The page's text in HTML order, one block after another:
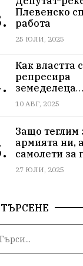
Плевенско
работа
25 ЮЛИ, 2025
Как властта
репресира
земеделеца
Илчовски
10 АВГ, 2025
Защо теглим
армията ни,
самолети за
на пожари
27 ЮЛИ, 2025
ТЪРСЕНЕ